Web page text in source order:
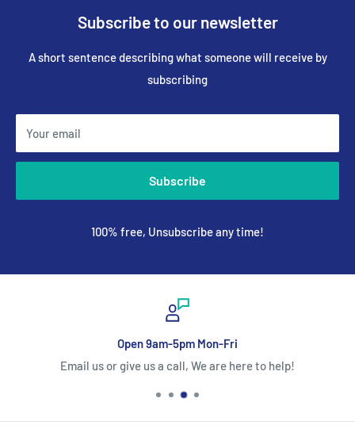
Subscribe to our newsletter
A short sentence describing what someone will receive by
subscribing
Your email
Subscribe
100% free, Unsubscribe any time!
Open 9am-5pm Mon-Fri
Email us or give us a call, We are here to help!